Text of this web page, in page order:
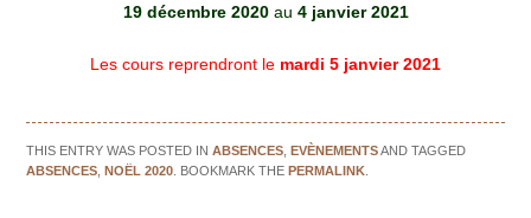
19 décembre 2020 au 4 janvier 2021
Les cours reprendront le mardi 5 janvier 2021
THIS ENTRY WAS POSTED INABSENCES ,EVÈNEMENTSAND TAGGED
ABSENCES ,NOËL 2020 . BOOKMARK THEPERMALINK